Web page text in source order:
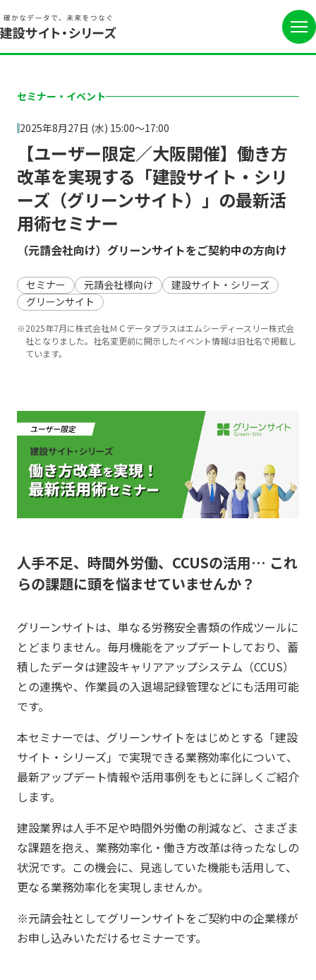
セミナー・イベント
2025年8月27日 (水) 15:00〜17:00
【ユーザー限定／大阪開催】働き方
改革を実現する「建設サイト・シリ
ーズ（グリーンサイト）」の最新活
用術セミナー
（元請会社向け）グリーンサイトをご契約中の方向け
セミナー 元請会社様向け
建設サイト・シリーズ
グリーンサイト
※2025年7月に株式会社ＭＣデータプラスはエムシーディースリー株式会
社となりました。社名変更前に開示したイベント情報は旧社名で掲載し
ています。
人手不足、時間外労働、CCUSの活用… これ
らの課題に頭を悩ませていませんか？​
グリーンサイトは、単なる労務安全書類の作成ツールに
とどまりません。毎月機能をアップデートしており、蓄
積したデータは建設キャリアアップシステム（CCUS）
との連携や、作業員の入退場記録管理などにも活用可能
です。​
本セミナーでは、グリーンサイトをはじめとする「建設
サイト・シリーズ」で実現できる業務効率化について、
最新アップデート情報や活用事例をもとに詳しくご紹介
します。
​建設業界は人手不足や時間外労働の削減など、さまざま
な課題を抱え、業務効率化・働き方改革は待ったなしの
状況です。この機会に、見逃していた機能も活用して、
更なる業務効率化を実現しませんか。
※元請会社としてグリーンサイトをご契約中の企業様が
お申し込みいただけるセミナーです。